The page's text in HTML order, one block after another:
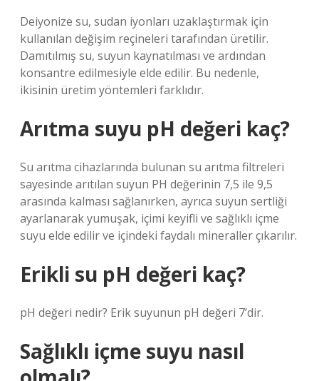
Deiyonize su, sudan iyonları uzaklaştırmak için
kullanılan değişim reçineleri tarafından üretilir.
Damıtılmış su, suyun kaynatılması ve ardından
konsantre edilmesiyle elde edilir. Bu nedenle,
ikisinin üretim yöntemleri farklıdır.
Arıtma suyu pH değeri kaç?
Su arıtma cihazlarında bulunan su arıtma filtreleri
sayesinde arıtılan suyun PH değerinin 7,5 ile 9,5
arasında kalması sağlanırken, ayrıca suyun sertliği
ayarlanarak yumuşak, içimi keyifli ve sağlıklı içme
suyu elde edilir ve içindeki faydalı mineraller çıkarılır.
Erikli su pH değeri kaç?
pH değeri nedir? Erik suyunun pH değeri 7’dir.
Sağlıklı içme suyu nasıl